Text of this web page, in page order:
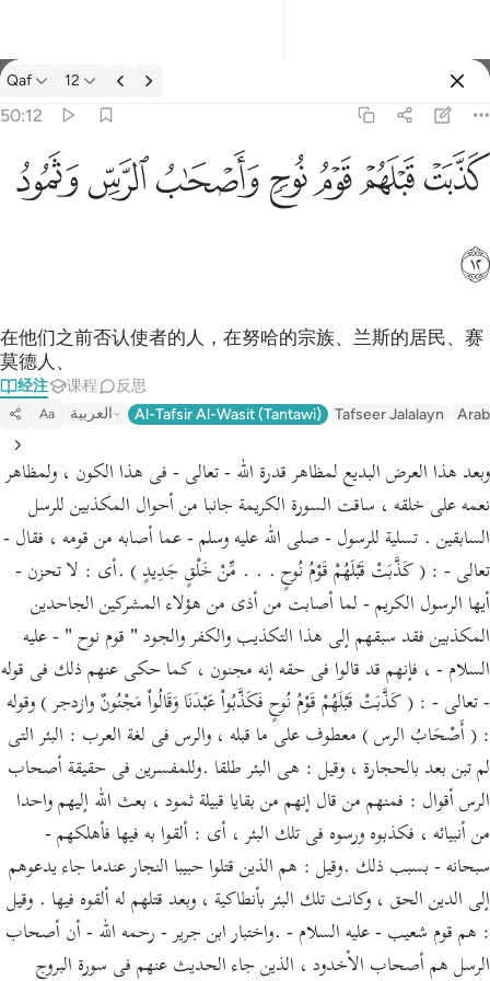
经注: Qaf 50:12
Qaf 12
50:12
كذبت قبلهم قوم نوح واصحاب الرس وثمود ١٢
كَذَّبَتْ قَبْلَهُمْ قَوْمُ نُوحٍۢ وَأَصْحَـٰبُ ٱلرَّسِّ وَثَمُودُ ١٢
ﲫﲬﲭﲮﲯﲰﲱ
ﲲ
在他们之前否认使者的人，在努哈的宗族、兰斯的居民、赛
莫德人、
经注 课程 反思
Aa العربية Al-Tafsir Al-Wasit (Tantawi) Tafseer Jalalayn
وبعد هذا العرض البديع لمظاهر قدرة الله - تعالى - فى هذا الكون ، ولمظاهر
نعمه على خلقه ، ساقت السورة الكريمة جانبا من أحوال المكذبين للرسل
السابقين . تسلية للرسول - صلى الله عليه وسلم - عما أصابه من قومه ، فقال -
تعالى - : ( كَذَّبَتْ قَبْلَهُمْ قَوْمُ نُوحٍ . . . مِّنْ خَلْقٍ جَدِيدٍ ) .أى : لا تحزن -
أيها الرسول الكريم - لما أصابت من أذى من هؤلاء المشركين الجاحدين
المكذبين فقد سبقهم إلى هذا التكذيب والكفر والجود " قوم نوح " - عليه
السلام - ، فإنهم قد قالوا فى حقه إنه مجنون ، كما حكى عنهم ذلك فى قوله
- تعالى - : ( كَذَّبَتْ قَبْلَهُمْ قَوْمُ نُوحٍ فَكَذَّبُواْ عَبْدَنَا وَقَالُواْ مَجْنُونٌ وازدجر ) وقوله
: ( أَصْحَابُ الرس ) معطوف على ما قبله ، والرس فى لغة العرب : البئر التى
لم تبن بعد بالحجارة ، وقيل : هى البئر طلقا .وللمفسرين فى حقيقة أصحاب
الرس أقوال : فمنهم من قال إنهم من بقايا قبيلة ثمود ، بعث الله إليهم واحدا
من أنبيائه ، فكذبوه ورسوه فى تلك البئر ، أى : ألقوا به فيها فأهلكهم -
سبحانه - بسبب ذلك .وقيل : هم الذين قتلوا حبيبا النجار عندما جاء يدعوهم
إلى الدين الحق ، وكانت تلك البئر بأنطاكية ، وبعد قتلهم له ألقوه فيها . وقيل
: هم قوم شعيب - عليه السلام - .واختبار ابن جرير - رحمه الله - أن أصحاب
الرسل هم أصحاب الأخدود ، الذين جاء الحديث عنهم فى سورة البروج